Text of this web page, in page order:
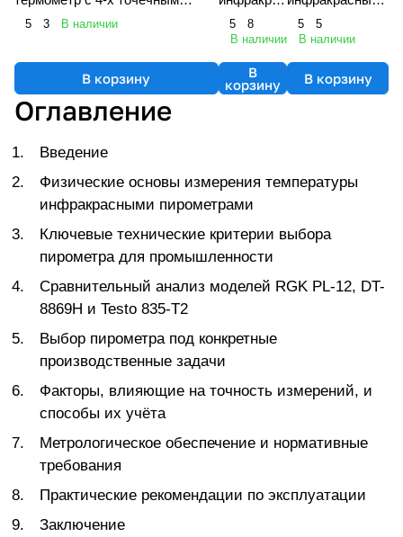
лазерным целеуказателем
5 3 В наличии
В корзину
ный
5
8
В наличии
В
корзину
(пирометр)
5
5
В наличии
В корзину
Оглавление
Введение
Физические основы измерения температуры
инфракрасными пирометрами
Ключевые технические критерии выбора
пирометра для промышленности
Сравнительный анализ моделей RGK PL-12, DT-
8869H и Testo 835-T2
Выбор пирометра под конкретные
производственные задачи
Факторы, влияющие на точность измерений, и
способы их учёта
Метрологическое обеспечение и нормативные
требования
Практические рекомендации по эксплуатации
Заключение